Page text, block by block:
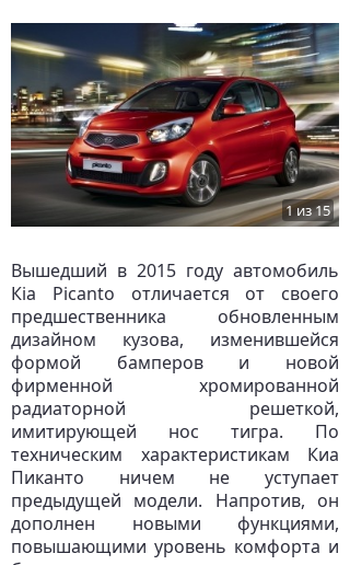
1 из 15
Вышедший в 2015 году автомобиль
Кia Picanto отличается от своего
предшественника обновленным
дизайном кузова, изменившейся
формой бамперов и новой
фирменной хромированной
радиаторной решеткой,
имитирующей нос тигра. По
техническим характеристикам Киа
Пиканто ничем не уступает
предыдущей модели. Напротив, он
дополнен новыми функциями,
повышающими уровень комфорта и